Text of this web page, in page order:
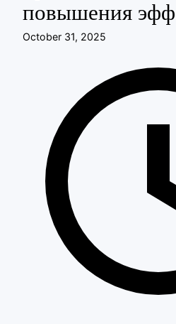
повышения
October 31, 2025